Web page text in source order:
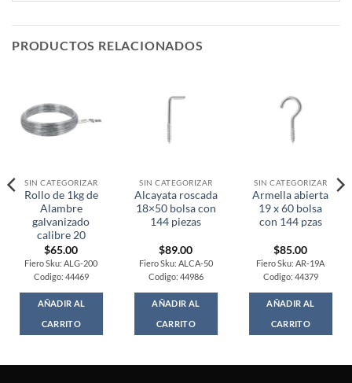
PRODUCTOS RELACIONADOS
SIN CATEGORIZAR
Rollo de 1kg de
Alambre
galvanizado
calibre 20
$65.00
Fiero Sku: ALG-200
Codigo: 44469
AÑADIR AL
CARRITO
SIN CATEGORIZAR
Alcayata roscada
18×50 bolsa con
144 piezas
$89.00
Fiero Sku: ALCA-50
Codigo: 44986
AÑADIR AL
CARRITO
SIN CATEGORIZAR
Armella abierta
19 x 60 bolsa
con 144 pzas
$85.00
Fiero Sku: AR-19A
Codigo: 44379
AÑADIR AL
CARRITO